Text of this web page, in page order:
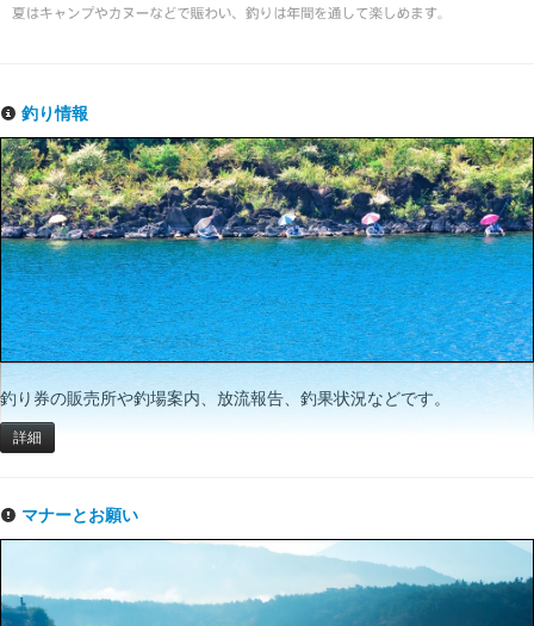
釣り情報
釣り券の販売所や釣場案内、放流報告、釣果状況などです。
詳細
マナーとお願い